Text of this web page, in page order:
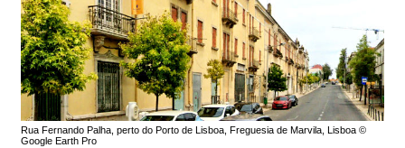
Rua Fernando Palha, perto do Porto de Lisboa, Freguesia de Marvila, Lisboa ©
Google Earth Pro